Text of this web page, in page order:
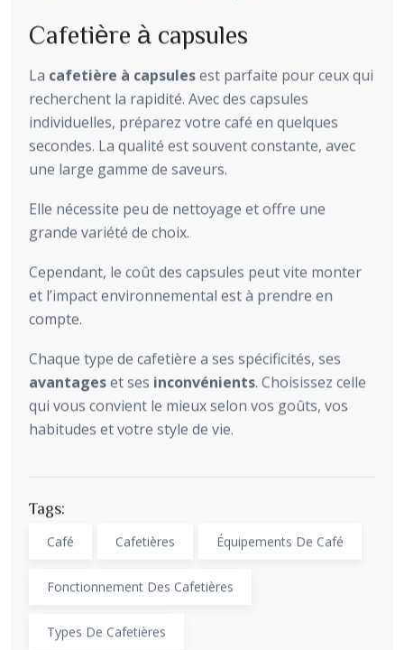
Cafetière à capsules
La cafetière à capsulesest parfaite pour ceux qui
recherchent la rapidité. Avec des capsules
individuelles, préparez votre café en quelques
secondes. La qualité est souvent constante, avec
une large gamme de saveurs.
Elle nécessite peu de nettoyage et offre une
grande variété de choix.
Cependant, le coût des capsules peut vite monter
et l’impact environnemental est à prendre en
compte.
Chaque type de cafetière a ses spécificités, ses
avantageset ses inconvénients. Choisissez celle
qui vous convient le mieux selon vos goûts, vos
habitudes et votre style de vie.
Tags:
Café Cafetières Équipements De Café
Fonctionnement Des Cafetières
Types De Cafetières